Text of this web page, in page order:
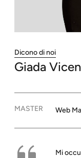
Dicono di noi
Giada
MASTER Web
Mi